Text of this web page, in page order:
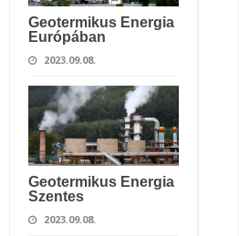
Geotermikus Energia
Európában
2023.09.08.
Geotermikus Energia
Szentes
2023.09.08.